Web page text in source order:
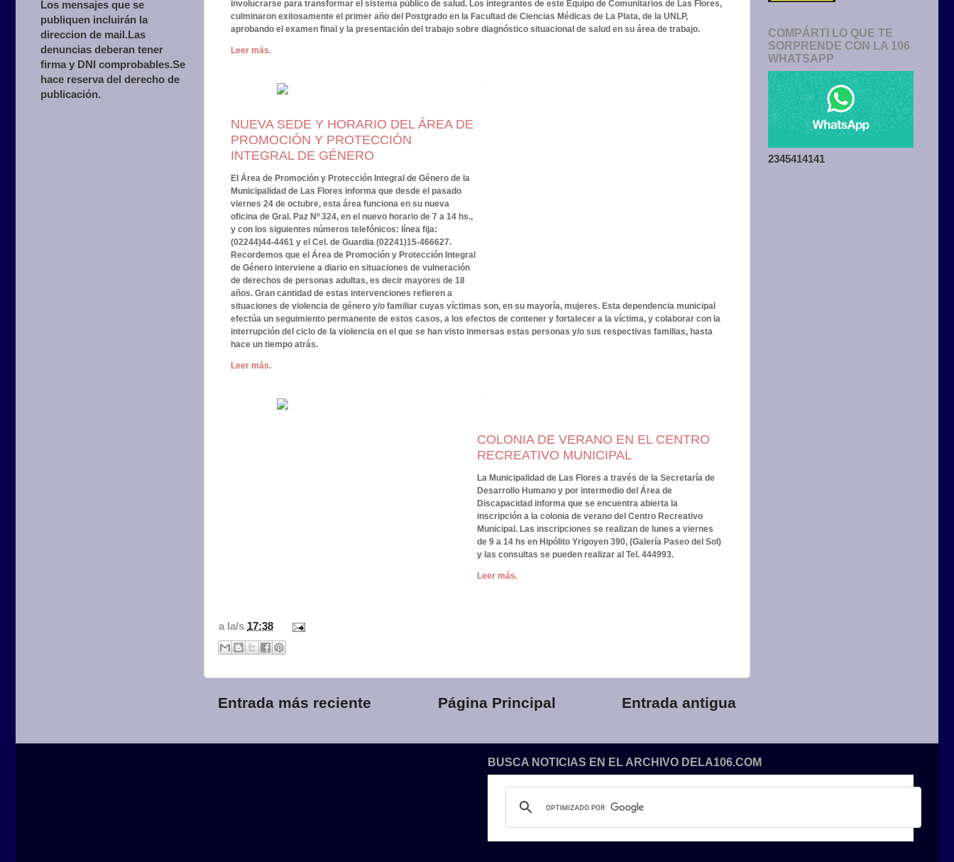
involucrarse para transformar el sistema público de salud. Los integrantes de este Equipo de Comunitarios de Las Flores,
culminaron exitosamente el primer año del Postgrado en la Facultad de Ciencias Médicas de La Plata, de la UNLP,
aprobando el examen final y la presentación del trabajo sobre diagnóstico situacional de salud en su área de trabajo.
Leer más.
NUEVA SEDE Y HORARIO DEL ÁREA DE
PROMOCIÓN Y PROTECCIÓN
INTEGRAL DE GÉNERO
El Área de Promoción y Protección Integral de Género de la
Municipalidad de Las Flores informa que desde el pasado
viernes 24 de octubre, esta área funciona en su nueva
oficina de Gral. Paz Nº 324, en el nuevo horario de 7 a 14 hs.,
y con los siguientes números telefónicos: línea fija:
(02244)44-4461 y el Cel. de Guardia (02241)15-466627.
Recordemos que el Área de Promoción y Protección Integral
de Género interviene a diario en situaciones de vulneración
de derechos de personas adultas, es decir mayores de 18
años. Gran cantidad de estas intervenciones refieren a
situaciones de violencia de género y/o familiar cuyas víctimas son, en su mayoría, mujeres. Esta dependencia municipal
efectúa un seguimiento permanente de estos casos, a los efectos de contener y fortalecer a la víctima, y colaborar con la
interrupción del ciclo de la violencia en el que se han visto inmersas estas personas y/o sus respectivas familias, hasta
hace un tiempo atrás.
Leer más.
COLONIA DE VERANO EN EL CENTRO
RECREATIVO MUNICIPAL
La Municipalidad de Las Flores a través de la Secretaría de
Desarrollo Humano y por intermedio del Área de
Discapacidad informa que se encuentra abierta la
inscripción a la colonia de verano del Centro Recreativo
Municipal. Las inscripciones se realizan de lunes a viernes
de 9 a 14 hs en Hipólito Yrigoyen 390, (Galería Paseo del Sol)
y las consultas se pueden realizar al Tel. 444993.
Leer más.
a la/s 17:38
Entrada más reciente Entrada antigua
Página Principal
Los mensajes que se
publiquen incluirán la
direccion de mail.Las
denuncias deberan tener
firma y DNI comprobables.Se
hace reserva del derecho de
publicación.
COMPÁRTI LO QUE TE
SORPRENDE CON LA 106
WHATSAPP
2345414141
BUSCA NOTICIAS EN EL ARCHIVO DELA106.COM